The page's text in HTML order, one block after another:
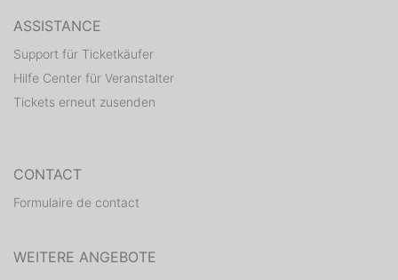
ASSISTANCE
Support für Ticketkäufer
Hilfe Center für Veranstalter
Tickets erneut zusenden
CONTACT
Formulaire de contact
WEITERE ANGEBOTE